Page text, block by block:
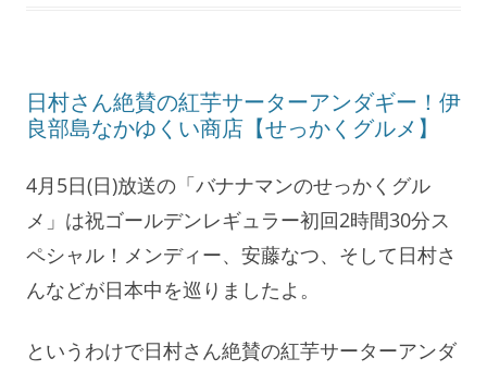
日村さん絶賛の紅芋サーターアンダギー！伊
良部島なかゆくい商店【せっかくグルメ】
4月5日(日)放送の「バナナマンのせっかくグル
メ」は祝ゴールデンレギュラー初回2時間30分ス
ペシャル！メンディー、安藤なつ、そして日村さ
んなどが日本中を巡りましたよ。
というわけで日村さん絶賛の紅芋サーターアンダ